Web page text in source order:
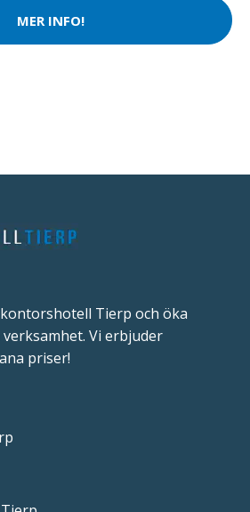
MER INFO!
Tierp och öka
Vi erbjuder
priser!